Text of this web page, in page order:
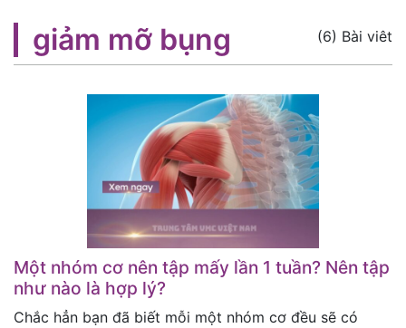
giảm mỡ bụng (6) Bài viêt
Một nhóm cơ nên tập mấy lần 1 tuần? Nên tập
như nào là hợp lý?
Chắc hẳn bạn đã biết mỗi một nhóm cơ đều sẽ có